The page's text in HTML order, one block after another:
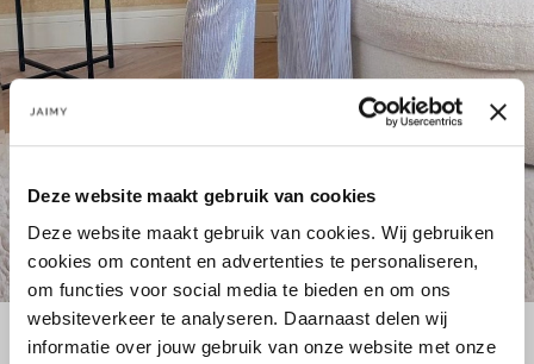
Deze website maakt gebruik van cookies
Deze website maakt gebruik van cookies. Wij gebruiken
cookies om content en advertenties te personaliseren,
om functies voor social media te bieden en om ons
websiteverkeer te analyseren. Daarnaast delen wij
informatie over jouw gebruik van onze website met onze